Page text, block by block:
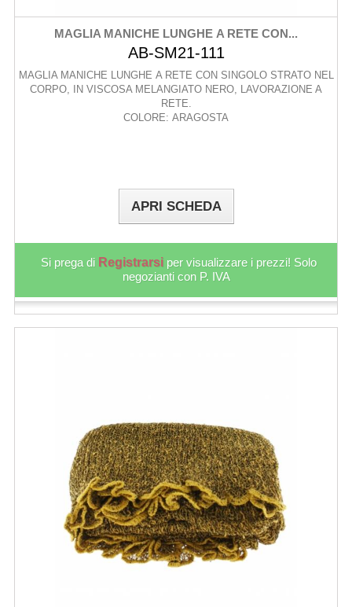
MAGLIA MANICHE LUNGHE A RETE CON...
AB-SM21-111
MAGLIA MANICHE LUNGHE A RETE CON SINGOLO STRATO NEL
CORPO, IN VISCOSA MELANGIATO NERO, LAVORAZIONE A
RETE.
COLORE: ARAGOSTA
APRI SCHEDA
Si prega di Registrarsi per visualizzare i prezzi! Solo
negozianti con P. IVA